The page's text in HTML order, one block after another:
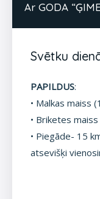
Ar GODA
Svētku
PAPILDUS:
• Malkas maiss
• Briketes
• Piegāde- 15
atsevišķi